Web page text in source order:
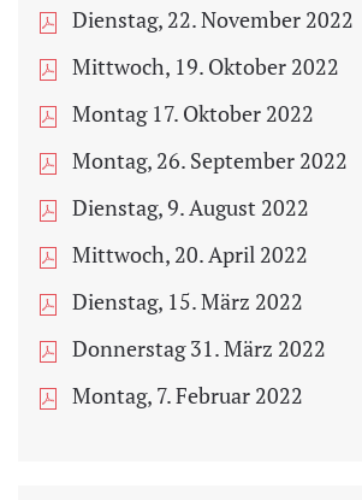
Dienstag, 22. November 2022
Mittwoch, 19. Oktober 2022
Montag 17. Oktober 2022
Montag, 26. September 2022
Dienstag, 9. August 2022
Mittwoch, 20. April 2022
Dienstag, 15. März 2022
Donnerstag 31. März 2022
Montag, 7. Februar 2022